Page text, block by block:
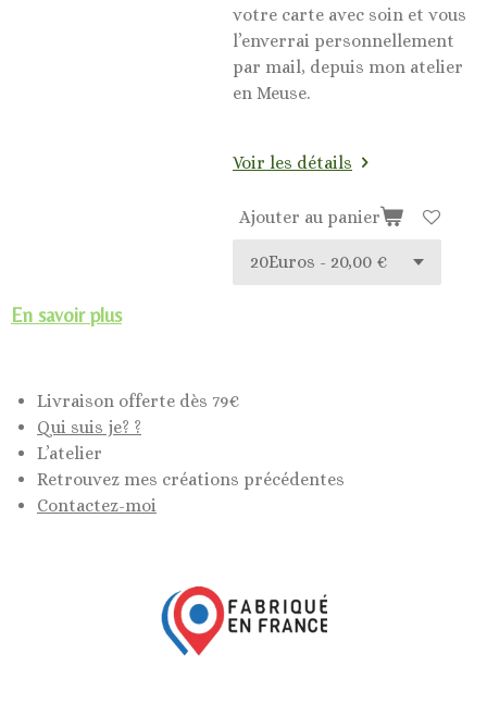
votre carte avec soin et vous
l’enverrai personnellement
par mail, depuis mon atelier
en Meuse.
Voir les détails
Ajouter au panier
En savoir plus
Livraison offerte dès 79€
Qui suis je? ?
L’atelier
Retrouvez mes créations précédentes
Contactez-moi